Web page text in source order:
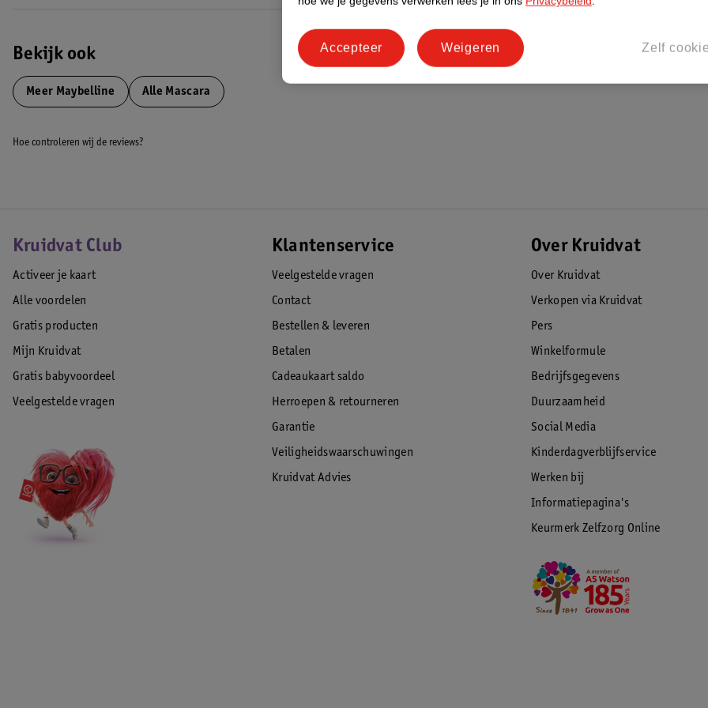
Bekijk ook
Meer Maybelline Alle Mascara
Hoe controleren wij de reviews?
Kruidvat Club
Activeer je kaart
Alle voordelen
Gratis producten
Mijn Kruidvat
Gratis babyvoordeel
Veelgestelde vragen
Klantenservice
Veelgestelde vragen
Contact
Bestellen & leveren
Betalen
Cadeaukaart saldo
Herroepen & retourneren
Garantie
Veiligheidswaarschuwingen
Kruidvat Advies
Over Kruidvat
Over Kruidvat
Verkopen via Kruidvat
Pers
Winkelformule
Bedrijfsgegevens
Duurzaamheid
Social Media
Kinderdagverblijfservice
Werken bij
Informatiepagina's
Keurmerk Zelfzorg Online
Zelf
Weigeren
Accepteer